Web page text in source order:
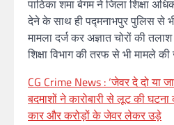
पाठिका शमा बेगम ने जिला शिक्षा
देने के साथ ही पद्मनाभपुर पुलिस से
मामला दर्ज कर अज्ञात चोरों की
शिक्षा विभाग की तरफ से भी मामले
CG Crime News : ‘जेवर दे दो या
बदमाशों ने कारोबारी से लूट की घटना
कार और करोड़ों के जेवर लेकर उड़े